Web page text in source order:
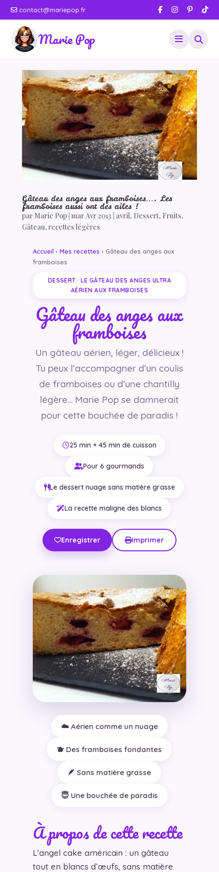
contact@mariepop.fr
Marie Pop
Gâteau des anges aux framboises…. Les
framboises aussi ont des ailes !
par Marie Pop| mar Avr 2013 avril, Dessert, Fruits,
Gâteau, recettes légères
Accueil › Mes recettes › Gâteau des anges aux
framboises
DESSERT · LE GÂTEAU DES ANGES ULTRA
AÉRIEN AUX FRAMBOISES
Gâteau des anges aux
framboises
Un gâteau aérien, léger, délicieux !
Tu peux l’accompagner d’un coulis
de framboises ou d’une chantilly
légère… Marie Pop se damnerait
pour cette bouchée de paradis !
25 min + 45 min de cuisson
Pour 6 gourmands
Le dessert nuage sans matière grasse
La recette maligne des blancs
Enregistrer Imprimer
☁️ Aérien comme un nuage
🫐 Des framboises fondantes
🪶 Sans matière grasse
😇 Une bouchée de paradis
À propos de cette recette
L’angel cake américain : un gâteau
tout en blancs d’œufs, sans matière